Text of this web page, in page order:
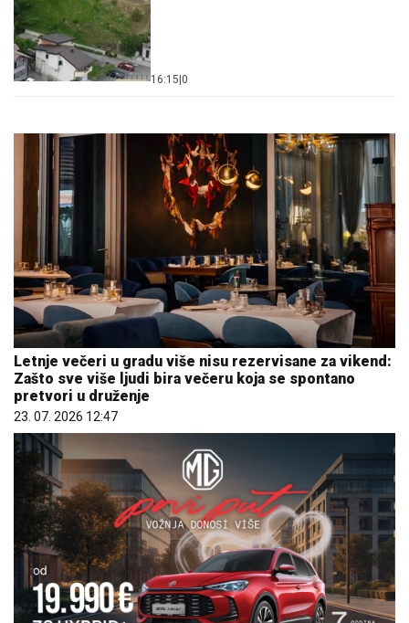
16:15 0
Letnje večeri u gradu više nisu rezervisane za vikend:
Zašto sve više ljudi bira večeru koja se spontano
pretvori u druženje
23. 07. 2026 12:47